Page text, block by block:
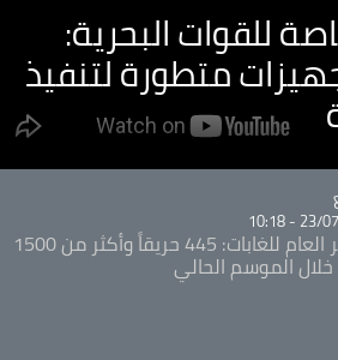
للقوات البحرية:
متطورة لتنفيذ
23/07/
المدير العام للغابات: 445 حريقاً وأكثر من 1500
الموسم الحالي